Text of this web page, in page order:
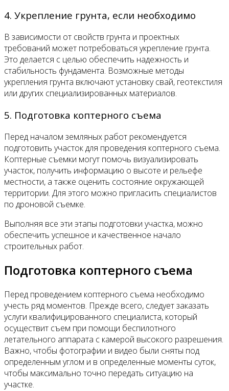
4. Укрепление грунта, если необходимо
В зависимости от свойств грунта и проектных
требований может потребоваться укрепление грунта.
Это делается с целью обеспечить надежность и
стабильность фундамента. Возможные методы
укрепления грунта включают установку свай, геотекстиля
или других специализированных материалов.
5. Подготовка коптерного съема
Перед началом земляных работ рекомендуется
подготовить участок для проведения коптерного съема.
Коптерные съемки могут помочь визуализировать
участок, получить информацию о высоте и рельефе
местности, а также оценить состояние окружающей
территории. Для этого можно пригласить специалистов
по дроновой съемке.
Выполняя все эти этапы подготовки участка, можно
обеспечить успешное и качественное начало
строительных работ.
Подготовка коптерного съема
Перед проведением коптерного съема необходимо
учесть ряд моментов. Прежде всего, следует заказать
услуги квалифицированного специалиста, который
осуществит съем при помощи беспилотного
летательного аппарата с камерой высокого разрешения.
Важно, чтобы фотографии и видео были сняты под
определенным углом и в определенные моменты суток,
чтобы максимально точно передать ситуацию на
участке.